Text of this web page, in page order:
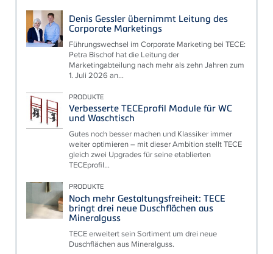
Denis Gessler übernimmt Leitung des
Corporate Marketings
Führungswechsel im Corporate Marketing bei TECE:
Petra Bischof hat die Leitung der
Marketingabteilung nach mehr als zehn Jahren zum
1. Juli 2026 an...
PRODUKTE
Verbesserte TECEprofil Module für WC
und Waschtisch
Gutes noch besser machen und Klassiker immer
weiter optimieren – mit dieser Ambition stellt TECE
gleich zwei Upgrades für seine etablierten
TECEprofil...
PRODUKTE
Noch mehr Gestaltungsfreiheit: TECE
bringt drei neue Duschflächen aus
Mineralguss
TECE erweitert sein Sortiment um drei neue
Duschflächen aus Mineralguss.